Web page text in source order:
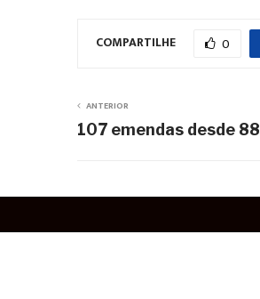
COMPARTILHE 0
ANTERIOR
107 emendas desde 88